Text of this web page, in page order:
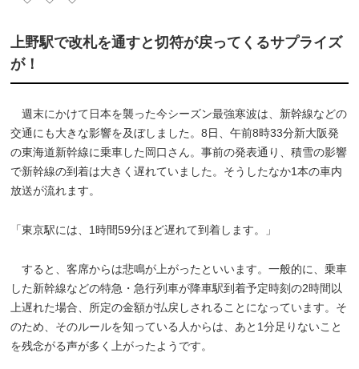
上野駅で改札を通すと切符が戻ってくるサプライズ
が！
週末にかけて日本を襲った今シーズン最強寒波は、新幹線などの
交通にも大きな影響を及ぼしました。8日、午前8時33分新大阪発
の東海道新幹線に乗車した岡口さん。事前の発表通り、積雪の影響
で新幹線の到着は大きく遅れていました。そうしたなか1本の車内
放送が流れます。
「東京駅には、1時間59分ほど遅れて到着します。」
すると、客席からは悲鳴が上がったといいます。一般的に、乗車
した新幹線などの特急・急行列車が降車駅到着予定時刻の2時間以
上遅れた場合、所定の金額が払戻しされることになっています。そ
のため、そのルールを知っている人からは、あと1分足りないこと
を残念がる声が多く上がったようです。